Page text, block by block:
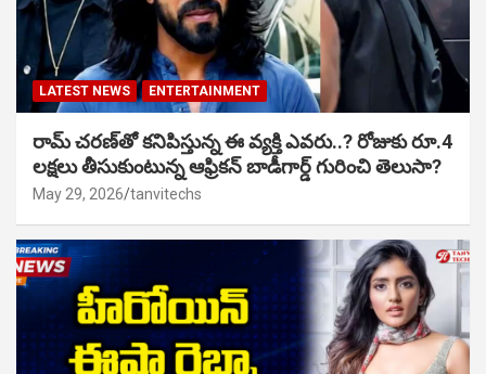
LATEST NEWS ENTERTAINMENT
రామ్ చరణ్‌తో కనిపిస్తున్న ఈ వ్యక్తి ఎవరు..? రోజుకు రూ.4
లక్షలు తీసుకుంటున్న ఆఫ్రికన్ బాడీగార్డ్ గురించి తెలుసా?
May 29, 2026 tanvitechs